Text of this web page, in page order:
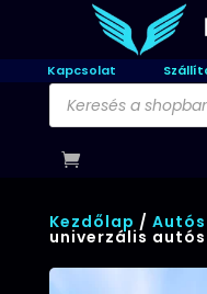
Kapcsolat
Products
search
Kezdőlap /
univerzális